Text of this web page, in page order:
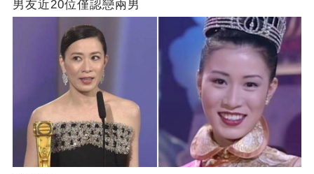
男友近20位僅認戀兩男